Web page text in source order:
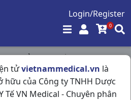
Login/Register
0
tửvietnammedical.vn là
của Công ty TNHH Dược
Tế VN Medical - Chuyên phân
Lợi Tiểu- Nội Tiết /
Stellapharm